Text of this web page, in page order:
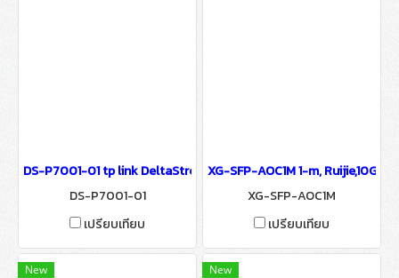
DS-P7001-01 tp link DeltaStream 1-Port Pizza-Box GPON
DS-P7001-01
เปรียบเทียบ
XG-SFP-AOC1M 1-m, Ruijie,10G
XG-SFP-AOC1M
เปรียบเทียบ
New New